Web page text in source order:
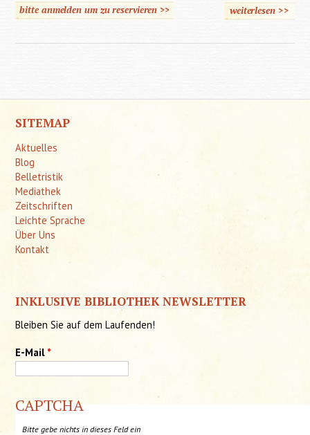
bitte anmelden um zu reservieren >> weiterlesen
über
>>
SITEMAP
Aktuelles
Blog
Belletristik
Mediathek
Zeitschriften
Leichte Sprache
Über Uns
Kontakt
INKLUSIVE BIBLIOTHEK NEWSLETTER
Bleiben Sie auf dem Laufenden!
E-Mail *
CAPTCHA
Bitte gebe nichts in dieses Feld ein